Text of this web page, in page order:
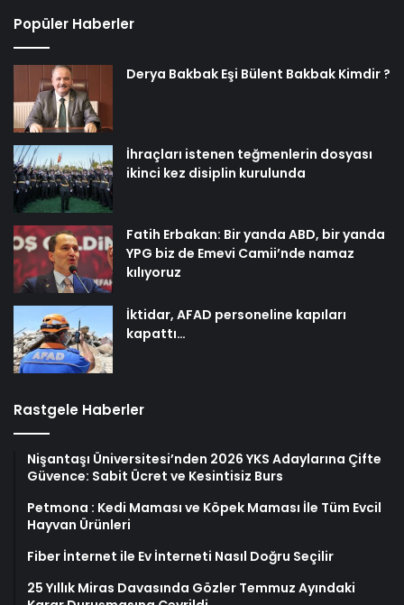
Popüler Haberler
Derya Bakbak Eşi Bülent Bakbak Kimdir ?
İhraçları istenen teğmenlerin dosyası
ikinci kez disiplin kurulunda
Fatih Erbakan: Bir yanda ABD, bir yanda
YPG biz de Emevi Camii’nde namaz
kılıyoruz
İktidar, AFAD personeline kapıları
kapattı…
Rastgele Haberler
Nişantaşı Üniversitesi’nden 2026 YKS Adaylarına Çifte
Güvence: Sabit Ücret ve Kesintisiz Burs
Petmona : Kedi Maması ve Köpek Maması İle Tüm Evcil
Hayvan Ürünleri
Fiber İnternet ile Ev İnterneti Nasıl Doğru Seçilir
25 Yıllık Miras Davasında Gözler Temmuz Ayındaki